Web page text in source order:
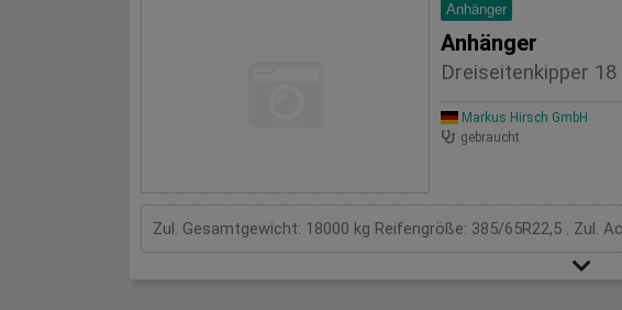
Anhänger
Anhänger
Dreiseitenkipper 18
Markus Hirsch GmbH
gebraucht
Zul. Gesamtgewicht: 18000 kg Reifengröße: 385/65R22,5 . Zul.